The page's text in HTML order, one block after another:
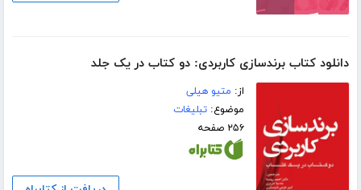
دانلود کتاب برندسازی کاربردی: دو کتاب در یک جلد
از: متیو هیلی
موضوع:تبلیغات
۲۵۶ صفحه